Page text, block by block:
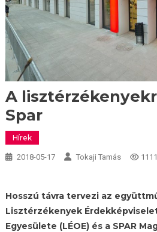
A
Spar
Hírek
2018-05-17 Tokaji Tamás 1111
Hosszú távra tervezi az
Lisztérzékenyek
Egyesülete (LÉOE) és a SPAR